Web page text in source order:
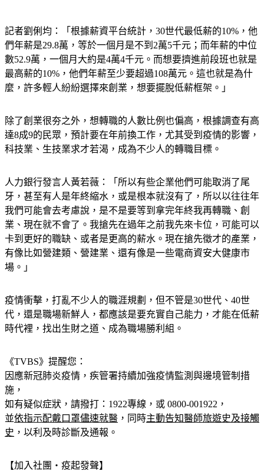
記者劉俐均：「根據薪資平台統計，30世代最低薪的10%，他
們年薪是29.8萬，等於一個月是不到2萬5千元；而年薪的中位
數52.9萬，一個月大約是4萬4千元。而想要擠進前段班也就是
最高薪的10%，他們年薪至少要超過108萬元。這也就是為什
麼，許多輕人紛紛選擇來創業，想要擺脫低薪框架。」
除了創業很夯之外，想轉職的人數比例也偏高，根據調查有高
達8成9的民眾，預計要在年前換工作，尤其受到疫情的影響，
科技業、生技業求才若渴，成為不少人的轉職目標。
人力銀行發言人黃若薇：「所以有些企業他們可能取消了尾
牙，甚至有人是年終縮水，或是根本就沒有了，所以以往往年
我們可能會去考慮說，是不是要等到拿完年終我再轉職、創
業、現在就不會了。我搶先在過年之前我先來卡位，可能可以
卡到更好的職缺、或者是更高的薪水。現在搶先徵才的產業，
有像比如營建類、營建業、還有像是一些電商資安大健康市
場。」
疫情衝擊，打亂不少人的職涯規劃，但不管是30世代、40世
代，還是職場新鮮人，都應該是要充實自己能力，才能在低薪
時代裡，找出生財之道、成為職場勝利組。
《TVBS》提醒您：
因應新冠肺炎疫情，疾管署持續加強疫情監測與邊境管制措
施，
如有疑似症狀，請撥打：1922專線，或 0800-001922，
並依指示配戴口罩儘速就醫 ，同時主動告知醫師旅遊史及接觸
史 ，以利及時診斷及通報。
【加入社團‧疫起發聲】